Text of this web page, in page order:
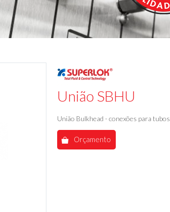
União SBHU
União Bulkhead - conexões para tubos
Orçamento